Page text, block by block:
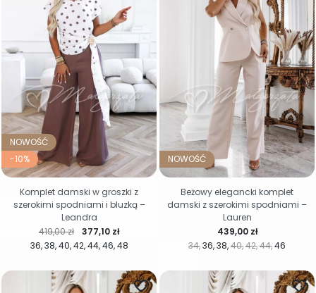
NOWOŚĆ
-10%
36 38 40 42 44 46 48
Cena regularna
419,00 zł Cena
377,10 zł
Komplet damski w groszki z
szerokimi spodniami i bluzką –
Leandra
NOWOŚĆ
34 36 38 40 42 44 46
Cena
439,00 zł
Beżowy elegancki komplet
damski z szerokimi spodniami –
Lauren
favorite_border favorite_border